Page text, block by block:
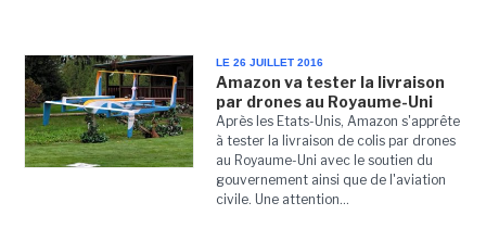
LE 26 JUILLET 2016
Amazon va tester la livraison
par drones au Royaume-Uni
Après les Etats-Unis, Amazon s'apprête
à tester la livraison de colis par drones
au Royaume-Uni avec le soutien du
gouvernement ainsi que de l'aviation
civile. Une attention...